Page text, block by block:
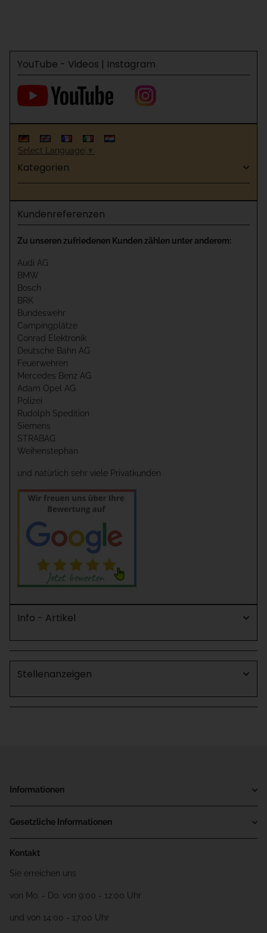
YouTube - Videos | Instagram
Select Language ▼
Kategorien
Kundenreferenzen
Zu unseren zufriedenen Kunden zählen unter anderem:
Audi AG
BMW
Bosch
BRK
Bundeswehr
Campingplätze
Conrad Elektronik
Deutsche Bahn AG
Feuerwehren
Mercedes Benz AG
Adam Opel AG
Polizei
Rudolph Spedition
Siemens
STRABAG
Weihenstephan
und natürlich sehr viele Privatkunden
Info - Artikel
Stellenanzeigen
Informationen
Gesetzliche Informationen
Kontakt
Sie erreichen uns
von Mo. - Do. von 9:00 - 12:00 Uhr
und von 14:00 - 17:00 Uhr